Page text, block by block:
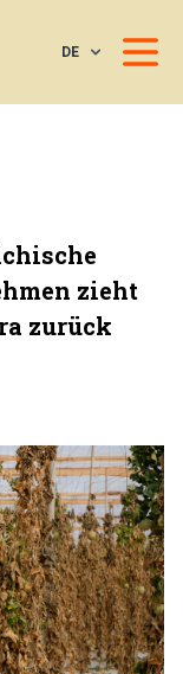
DE
zieht
zurück